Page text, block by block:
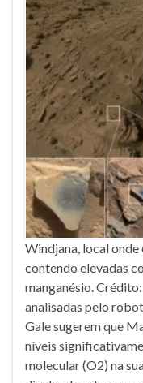
Windjana, local
contendo elevadas
manganésio.
analisadas pelo
Gale sugerem que
níveis
molecular (O2) na